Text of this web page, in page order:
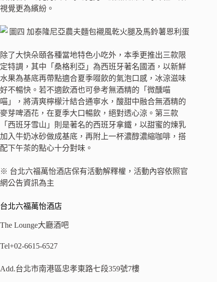
視覺更為繽紛。
除了大快朵頤各種當地特色小吃外，本季更推出三款限
定特調，其中「桑格利亞」為西班牙著名國酒，以新鮮
水果為基底再帶點適合夏季啜飲的氣泡口感，冰涼滋味
好不暢快。若不適飲酒也可參考無酒精的「微醺喵
喵」，將清爽檸檬汁結合通寧水，酸甜中融合無酒精的
麥芽啤酒花，在夏季大口暢飲，絕對透心涼。第三款
「西班牙雪山」則是著名的西班牙拿鐵，以甜蜜的煉乳
加入牛奶冰砂做成基底，再附上一杯濃醇濃縮咖啡，搭
配下午茶的點心十分對味。
※ 台北六福萬怡酒店保有活動解釋權，活動內容依照官
網公告資訊為主
台北六福萬怡酒店
The Lounge大廳酒吧
Tel+02-6615-6527
Add.台北市南港區忠孝東路七段359號7樓